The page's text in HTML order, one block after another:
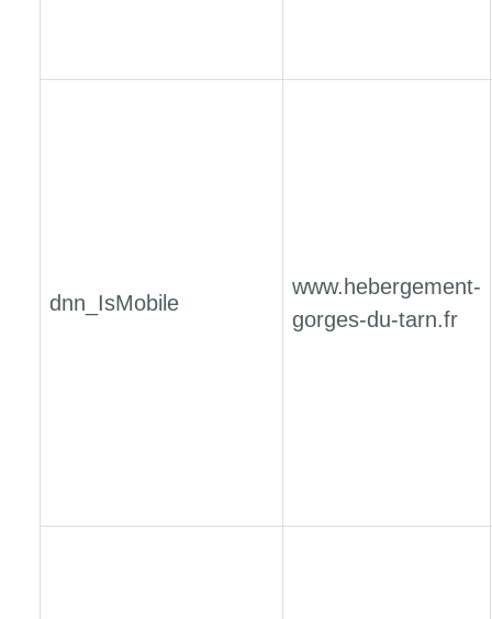
dnn_IsMobile
www.hebergement-
gorges-du-tarn.fr